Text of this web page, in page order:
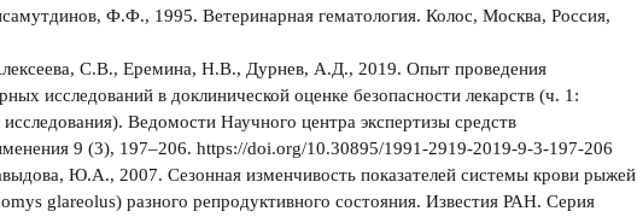
Ф.Ф., 1995. Ветеринарная гематология. Колос, Москва, Россия,
С.В., Еремина, Н.В., Дурнев, А.Д., 2019. Опыт проведения
исследований в доклинической оценке безопасности лекарств (ч. 1:
исследования). Ведомости Научного центра экспертизы средств
9 (3), 197‒206. https://doi.org/10.30895/1991-2919-2019-9-3-197-206
Ю.А., 2007. Сезонная изменчивость показателей системы крови рыжей
glareolus) разного репродуктивного состояния. Известия РАН. Серия